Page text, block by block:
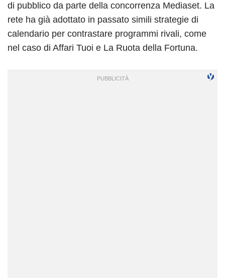
di pubblico da parte della concorrenza Mediaset. La
rete ha già adottato in passato simili strategie di
calendario per contrastare programmi rivali, come
nel caso di Affari Tuoi e La Ruota della Fortuna.